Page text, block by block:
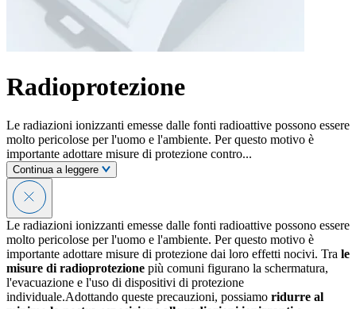
Radioprotezione
Le radiazioni ionizzanti emesse dalle fonti radioattive possono essere
molto pericolose per l'uomo e l'ambiente. Per questo motivo è
importante adottare misure di protezione contro...
Continua a leggere
Le radiazioni ionizzanti emesse dalle fonti radioattive possono essere
molto pericolose per l'uomo e l'ambiente. Per questo motivo è
importante adottare misure di protezione dai loro effetti nocivi. Tra le
misure di radioprotezione più comuni figurano la schermatura,
l'evacuazione e l'uso di dispositivi di protezione
individuale.Adottando queste precauzioni, possiamo ridurre al